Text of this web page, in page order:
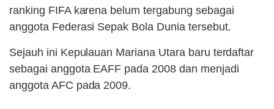
ranking FIFA karena belum tergabung sebagai
anggota Federasi Sepak Bola Dunia tersebut.
Sejauh ini Kepulauan Mariana Utara baru terdaftar
sebagai anggota EAFF pada 2008 dan menjadi
anggota AFC pada 2009.